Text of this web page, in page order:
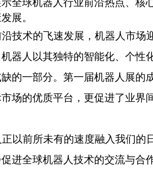
全球机器人行业前沿热点、核
展。
技术的飞速发展，机器人市场
器人以其独特的智能化、个性
的一部分。第一届机器人展的
场的优质平台，更促进了业界
以前所未有的速度融入我们的
进全球机器人技术的交流与合